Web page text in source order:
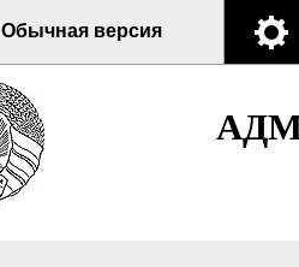
Обычная версия